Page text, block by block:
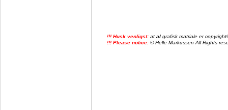
!!! Husk venligst: at al grafisk matriale er
!!! Please notice: © Helle Markussen All Rights